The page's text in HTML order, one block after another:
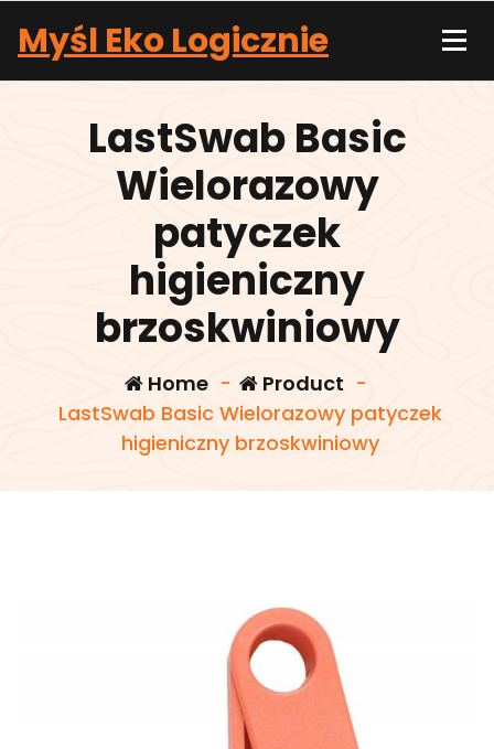
content
Myśl Eko Logicznie
LastSwab Basic
Wielorazowy
patyczek
higieniczny
brzoskwiniowy
Home- Product -
LastSwab Basic Wielorazowy patyczek
higieniczny brzoskwiniowy